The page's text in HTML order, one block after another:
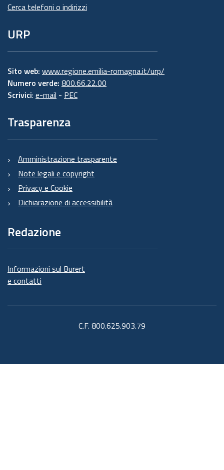
Cerca telefoni o indirizzi
URP
Sito web: www.regione.emilia-romagna.it/urp/
Numero verde: 800.66.22.00
Scrivici: e-mail - PEC
Trasparenza
Amministrazione trasparente
Note legali e copyright
Privacy e Cookie
Dichiarazione di accessibilità
Redazione
Informazioni sul Burert
e contatti
C.F. 800.625.903.79